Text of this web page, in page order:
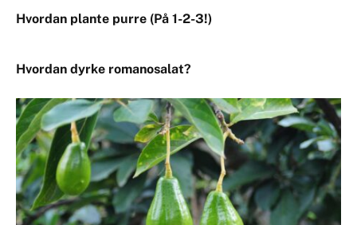
Hvordan plante purre (På 1-2-3!)
Hvordan dyrke romanosalat?